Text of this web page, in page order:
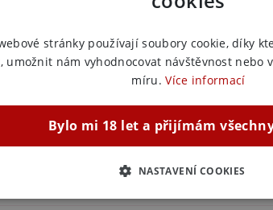
stránky používají soubory cookie, díky
umožnit nám vyhodnocovat návštěvnost nebo
míru. Více informací
Bylo mi 18 let a přijímám
NASTAVENÍ COOKIES
NUTNÉ ANALYTICKÉ